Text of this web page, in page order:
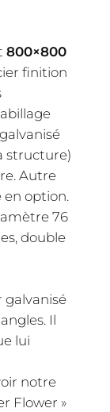
800×800
finition
structure)
Autre
en option.
76
double
galvanisé
Il
lui
notre
Flower »